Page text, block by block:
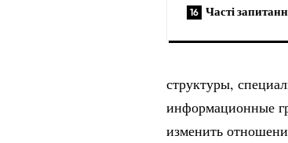
Часті
структуры,
информационные
изменить